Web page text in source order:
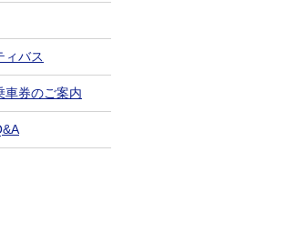
ィバス
車券のご案内